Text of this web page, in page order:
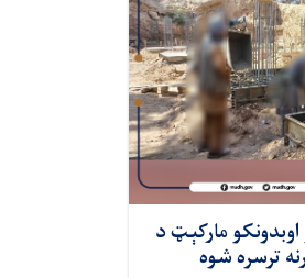
مارکېټ د
ترسره شوه